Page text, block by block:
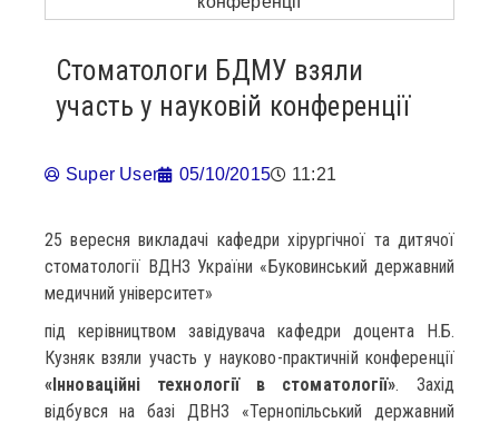
Стоматологи БДМУ взяли
участь у науковій конференції
Super User 05/10/2015 11:21
25 вересня викладачі кафедри хірургічної та дитячої
стоматології ВДНЗ України «Буковинський державний
медичний університет»
під керівництвом завідувача кафедри доцента Н.Б.
Кузняк взяли участь у науково-практичній конференції
«Інноваційні технології в стоматології». Захід
відбувся на базі ДВНЗ «Тернопільський державний